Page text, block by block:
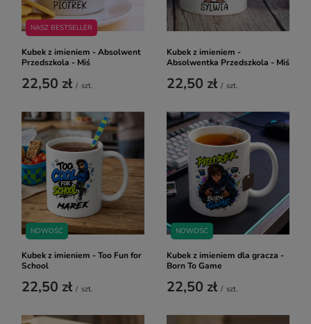
NASZ BESTSELLER
Kubek z imieniem - Absolwent
Przedszkola - Miś
22,50 zł / szt.
Kubek z imieniem -
Absolwentka Przedszkola - Miś
22,50 zł / szt.
NOWOŚĆ
Kubek z imieniem - Too Fun for
School
22,50 zł / szt.
NOWOŚĆ
Kubek z imieniem dla gracza -
Born To Game
22,50 zł / szt.